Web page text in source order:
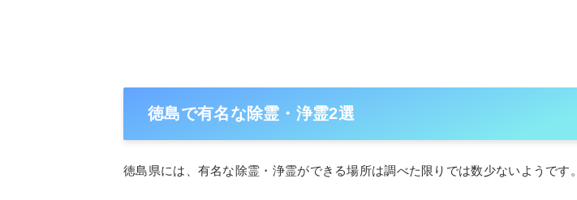
徳島で有名な除霊・浄霊2選
徳島県には、有名な除霊・浄霊ができる場所は調べた限りでは数少ないようです。